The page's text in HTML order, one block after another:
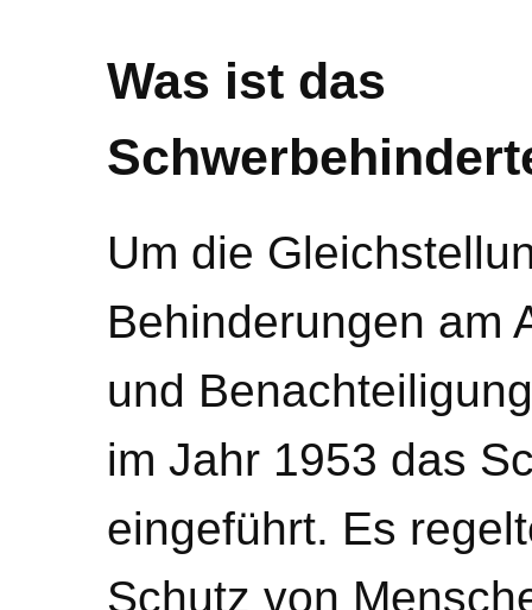
Was ist das
Um die
Behinderungen am
und
im Jahr 1953 das
eingeführt. Es
Schutz von